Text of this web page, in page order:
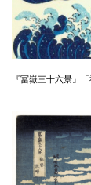
『冨嶽三十六景』